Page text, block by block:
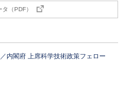
（PDF）
内閣府 上席科学技術政策フェロー